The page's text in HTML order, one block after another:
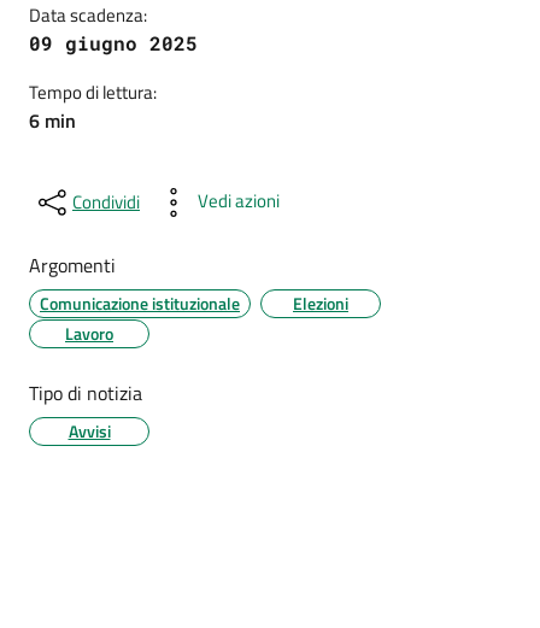
Data scadenza:
09 giugno 2025
Tempo di lettura:
6 min
Condividi Vedi azioni
Argomenti
Comunicazione istituzionale
Elezioni
Lavoro
Tipo di notizia
Avvisi